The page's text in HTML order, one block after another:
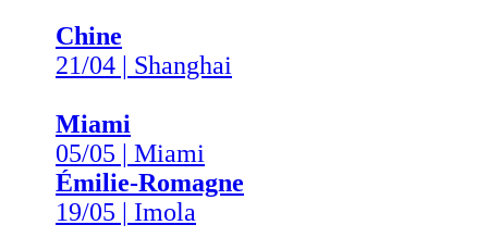
Chine
21/04 | Shanghai
Miami
05/05 | Miami
Émilie-Romagne
19/05 | Imola